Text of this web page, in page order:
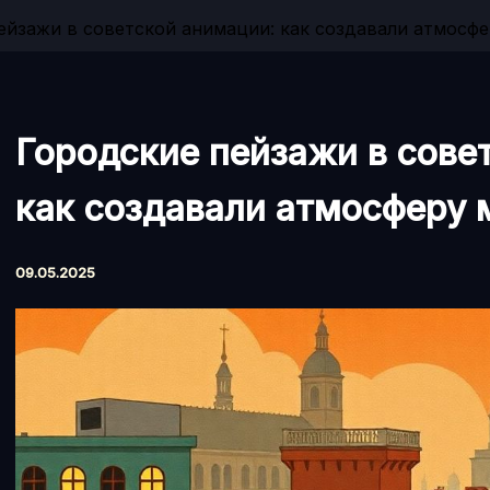
в советской анимации: как создавали
Городские пейзажи в
как создавали атмосферу
09.05.2025